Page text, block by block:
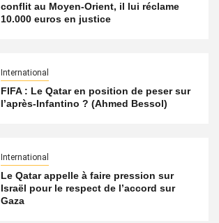
conflit au Moyen-Orient, il lui réclame
10.000 euros en justice
International
FIFA : Le Qatar en position de peser sur
l’après-Infantino ? (Ahmed Bessol)
International
Le Qatar appelle à faire pression sur
Israël pour le respect de l’accord sur
Gaza